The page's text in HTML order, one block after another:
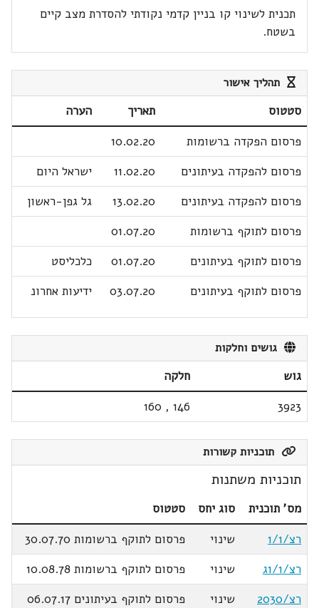
תכנית לשינוי קו בניין קדמי נקודתי להסדרת מצב קיים
בשטח.
תהליך אישור
סטטוס תאריך
הערה
פרסום הפקדה ברשומות
10.02.20
פרסום להפקדה בעיתונים
11.02.20
ישראל היום
פרסום להפקדה בעיתונים
13.02.20
גל גפן-ראשון
פרסום לתוקף ברשומות
01.07.20
פרסום לתוקף בעיתונים
01.07.20
כלכליסט
פרסום לתוקף בעיתונים
03.07.20 ידיעות אחרונ
גושים וחלקות
גוש
חלקה
3923
146
,
160
תוכניות קשורות
תוכניות משתנות
מס' תוכנית סוג יחס
סטטוס
רצ/1/1
שינוי
פרסום לתוקף ברשומות 30.07.70
רצ/1/1ג
שינוי
פרסום לתוקף ברשומות 10.08.78
רצ/2030
שינוי פרסום לתוקף בעיתונים 06.07.17